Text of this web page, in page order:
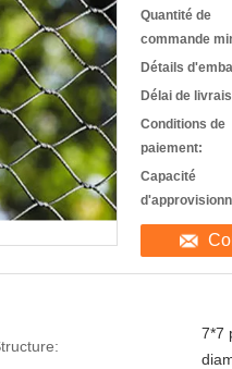
Quantité de
commande
Détails
Délai de
Conditions de
paiement:
Capacité
7*7